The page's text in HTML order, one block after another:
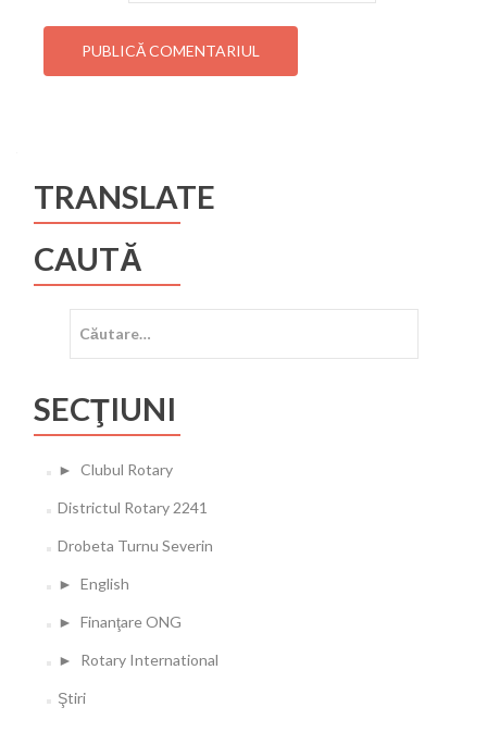
TRANSLATE
CAUTĂ
după:
SECŢIUNI
► Clubul Rotary
Districtul Rotary 2241
Drobeta Turnu Severin
► English
► Finanţare ONG
► Rotary International
Ştiri